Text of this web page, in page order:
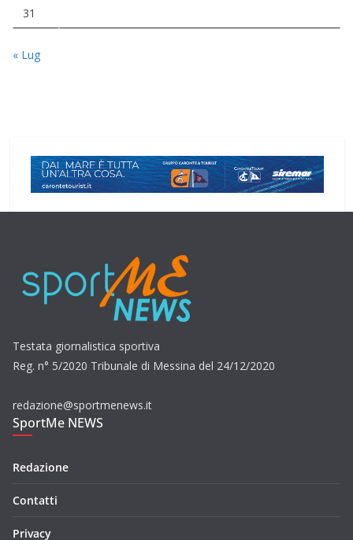
31
« Lug
Testata giornalistica sportiva
Reg. n° 5/2020 Tribunale di Messina del 24/12/2020
redazione@sportmenews.it
SportMe NEWS
Redazione
Contatti
Privacy